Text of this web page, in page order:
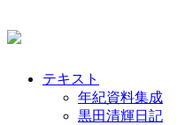
テキスト
年紀資料集成
黒田清輝日記